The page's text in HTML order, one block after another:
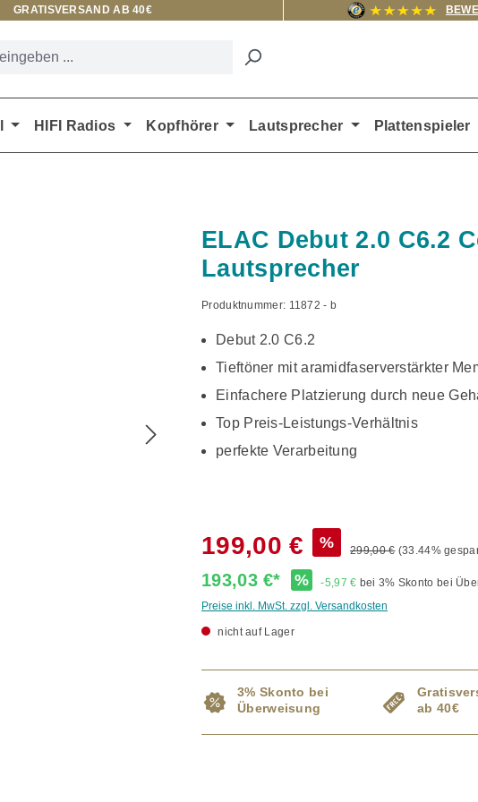
GRATISVERSAND AB 40€
HIFI Radios Kopfhörer Lautsprecher Plattenspieler
ELAC Debut 2.0 C6.2
Lautsprecher
Produktnummer: 11872 - b
Debut 2.0 C6.2
Tieftöner mit aramidfaserverstärkter
Einfachere Platzierung durch neue
Top Preis-Leistungs-Verhältnis
perfekte Verarbeitung
199,00 € % 299,00 € (33.44%
193,03 €* % -5,97 € bei 3% Skonto bei
Preise inkl. MwSt. zzgl. Versandkosten
nicht auf Lager
3% Skonto bei
Überweisung
ab 40€